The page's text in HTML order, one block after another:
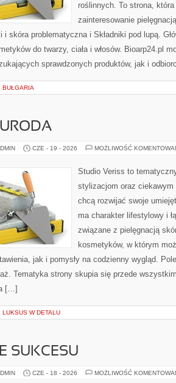
roślinnych. To strona,
zainteresowanie
i skóra problematyczna i Składniki pod lupą.
do twarzy, ciała i włosów. Bioarp24.pl
sprawdzonych produktów, jak i
BUŁGARIA
CZE - 19 - 2026 MOŻLIWOŚĆ
Studio Veriss to
stylizacjom oraz ciekawym
chcą rozwijać swoje
ma charakter lifestylowy i
związane z pielęgnacją
kosmetyków, w którym
jak i pomysły na codzienny wygląd.
Tematyka strony skupia się przede
[…]
LUKSUS W DETALU
SUKCESU
CZE - 18 - 2026 MOŻLIWOŚĆ